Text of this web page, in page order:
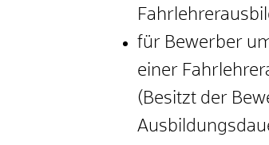
für Bewerber
einer
(Besitzt der